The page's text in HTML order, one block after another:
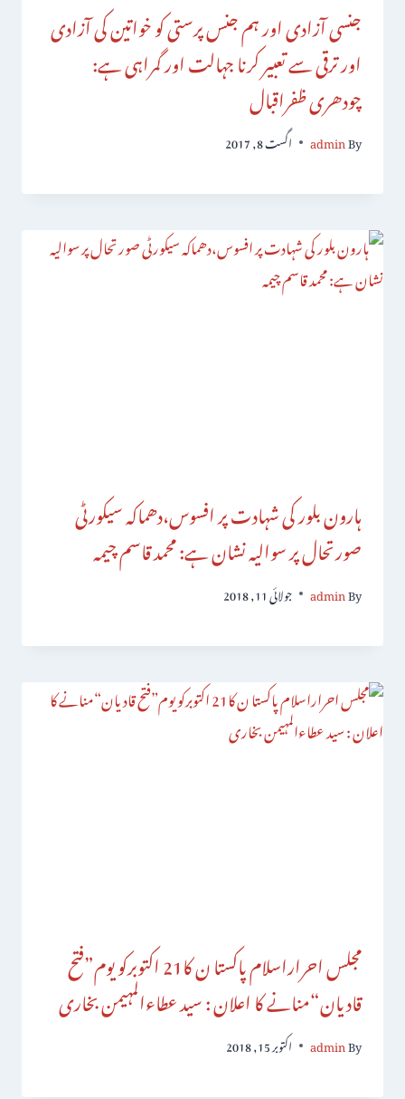
جنسی آزادی اور ہم جنس پرستی کو خواتین کی آزادی
اور ترقی سے تعبیر کرنا جہالت اور گمراہی ہے:
چودھری ظفراقبال
By
admin اگست 8, 2017
ہارون بلور کی شہادت پر افسوس،دھماکہ سیکورٹی
صورتحال پر سوالیہ نشان ہے: محمد قاسم چیمہ
By
admin جولائی 11, 2018
مجلس احراراسلام پاکستا ن کا21 اکتوبرکو یوم”فتح
قادیان“منانے کا اعلان : سید عطاءالمہیمن بخاری
By
admin اکتوبر 15, 2018